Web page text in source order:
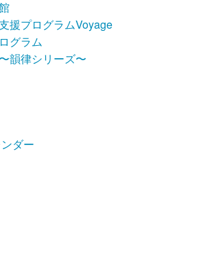
援プログラムVoyage
グラム
韻律シリーズ〜
ダー